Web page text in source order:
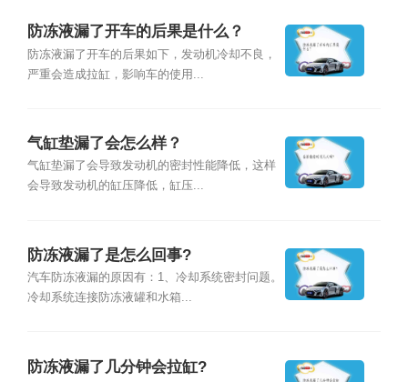
防冻液漏了开车的后果是什么？
防冻液漏了开车的后果如下，发动机冷却不良，
严重会造成拉缸，影响车的使用...
气缸垫漏了会怎么样？
气缸垫漏了会导致发动机的密封性能降低，这样
会导致发动机的缸压降低，缸压...
防冻液漏了是怎么回事?
汽车防冻液漏的原因有：1、冷却系统密封问题。
冷却系统连接防冻液罐和水箱...
防冻液漏了几分钟会拉缸?